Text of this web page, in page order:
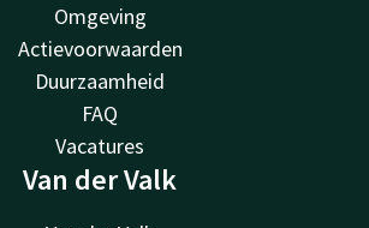
Omgeving
Actievoorwaarden
Duurzaamheid
FAQ
Vacatures
Van der Valk